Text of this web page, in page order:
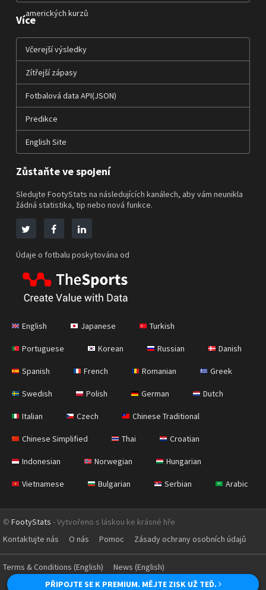
amerických kurzů
Více
Včerejší výsledky
Zítřejší zápasy
Fotbalová data API(JSON)
Predikce
English Site
Zůstaňte ve spojení
Sledujte FootyStats na následujících kanálech, aby vám neunikla
žádná statistika, tip nebo nová funkce.
Údaje o fotbalu poskytována od
English Japanese Turkish
Portuguese Korean Russian Danish
Spanish French Romanian Greek
Swedish Polish German Dutch
Italian Czech Chinese Traditional
Chinese Simplified Thai Croatian
Indonesian Norwegian Hungarian
Vietnamese Bulgarian Serbian Arabic
© FootyStats - Vytvořeno s láskou ke krásné hře
Kontaktujte nás
O nás Pomoc Zásady ochrany osobních údajů
Terms & Conditions (English)
News (English)
PŘIPOJTE SE K PREMIUM. MĚJTE ZISK UŽ TEĎ.